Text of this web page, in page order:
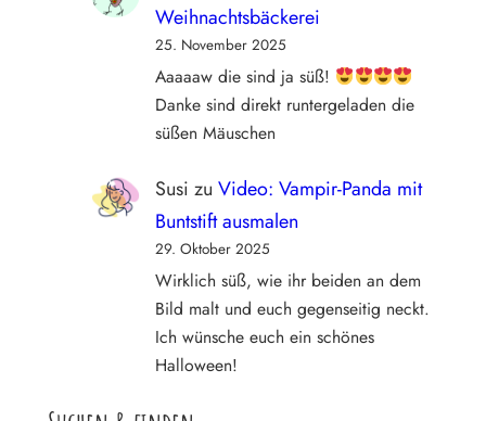
Weihnachtsbäckerei
25. November 2025
Aaaaaw die sind ja süß!
Danke sind direkt runtergeladen die
süßen Mäuschen
Susi zu Video: Vampir-Panda mit
Buntstift ausmalen
29. Oktober 2025
Wirklich süß, wie ihr beiden an dem
Bild malt und euch gegenseitig neckt.
Ich wünsche euch ein schönes
Halloween!